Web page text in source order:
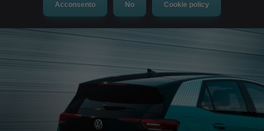
Acconsento No Cookie policy